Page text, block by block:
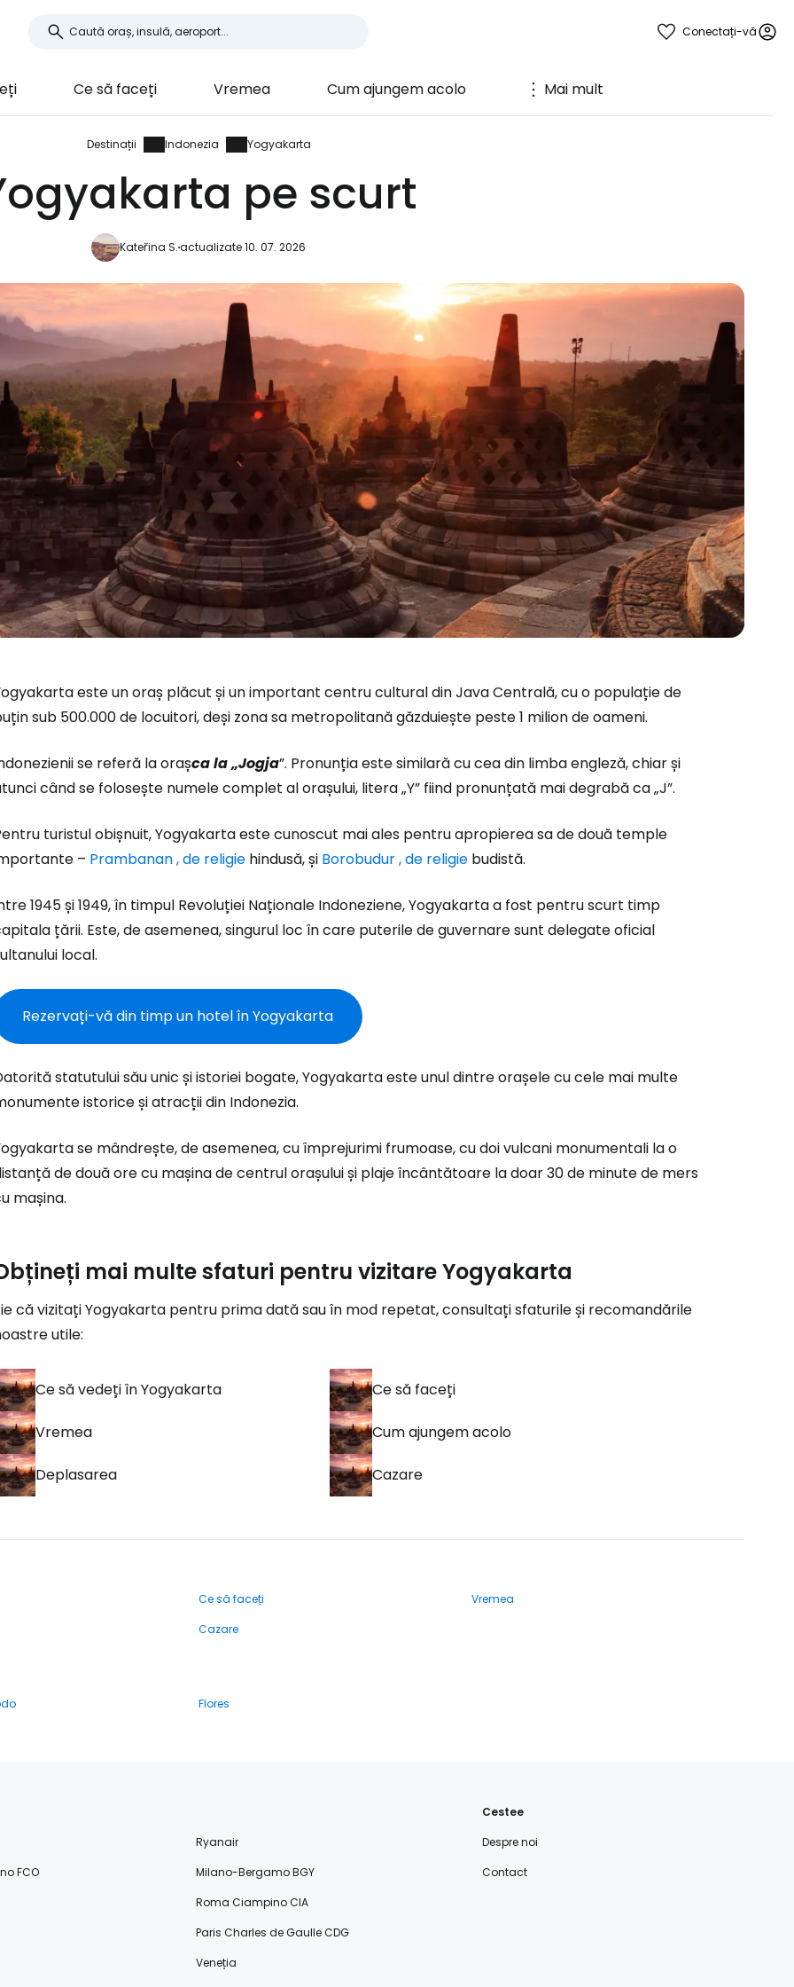
Conectați-vă
Ce să faceți Vremea Cum ajungem acolo Mai mult
Destinații Indonezia Yogyakarta
pe scurt
Kateřina S.actualizate 10. 07. 2026
este un oraș plăcut și un important centru cultural din Java Centrală, cu o populație de
sub 500.000 de locuitori, deși zona sa metropolitană găzduiește peste 1 milion de oameni.
se referă la orașca la „Jogja”. Pronunția este similară cu cea din limba engleză, chiar și
când se folosește numele complet al orașului, litera „Y” fiind pronunțată mai degrabă ca „J”.
turistul obișnuit, Yogyakarta este cunoscut mai ales pentru apropierea sa de două temple
– Prambanan, de religie hindusă, și Borobudur, de religie budistă.
1945 și 1949, în timpul Revoluției Naționale Indoneziene, Yogyakarta a fost pentru scurt timp
țării. Este, de asemenea, singurul loc în care puterile de guvernare sunt delegate oficial
local.
Rezervați-vă din timp un hotel în Yogyakarta
statutului său unic și istoriei bogate, Yogyakarta este unul dintre orașele cu cele mai multe
istorice și atracții din Indonezia.
se mândrește, de asemenea, cu împrejurimi frumoase, cu doi vulcani monumentali la o
de două ore cu mașina de centrul orașului și plaje încântătoare la doar 30 de minute de mers
mașina.
mai multe sfaturi pentru vizitare Yogyakarta
că vizitați Yogyakarta pentru prima dată sau în mod repetat, consultați sfaturile și recomandările
utile:
Ce să vedeți în Yogyakarta Ce să faceți
Vremea Cum ajungem acolo
Deplasarea Cazare
Ce să faceți
Vremea
Cazare
Flores
Ryanair
FCO
Milano-Bergamo BGY
Roma Ciampino CIA
Paris Charles de Gaulle CDG
Veneția
Cestee
Despre noi
Contact
Conectați-vă la Cestee
... comunitatea mondială a călătorilor
Continuați cu Google
Continuați cu Facebook